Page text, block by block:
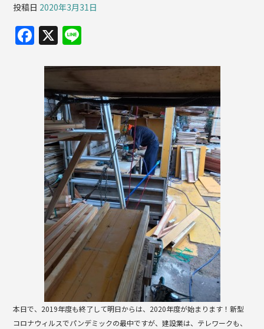
投稿日 2020年3月31日
F
c
e
b
o
o
k
X
e
本日で、2019年度も終了して明日からは、2020年度が始まります！新型
コロナウィルスでパンデミックの最中ですが、建設業は、テレワークも、